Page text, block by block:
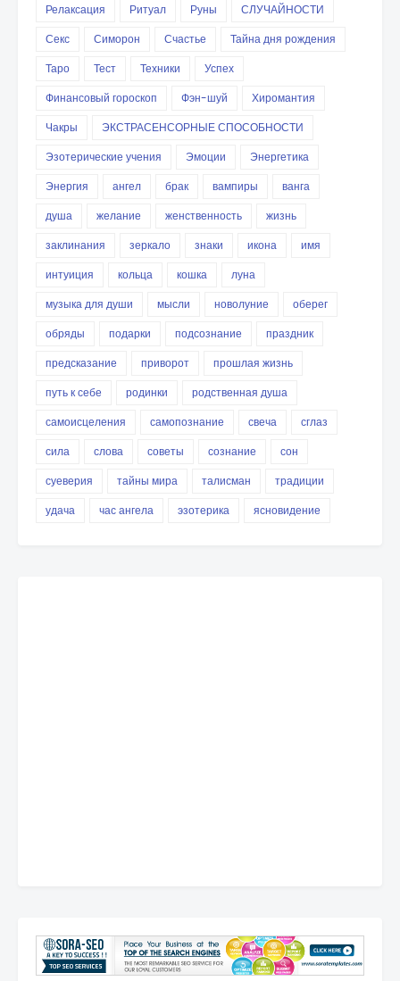
Релаксация
Ритуал Руны
СЛУЧАЙНОСТИ
Секс
Симорон Счастье
Тайна дня рождения
Таро
Тест Техники
Успех
Финансовый гороскоп
Фэн-шуй
Хиромантия
Чакры
ЭКСТРАСЕНСОРНЫЕ СПОСОБНОСТИ
Эзотерические учения
Эмоции
Энергетика
Энергия
ангел брак вампиры
ванга
душа
желание женственность
жизнь
заклинания
зеркало знаки икона
имя
интуиция
кольца кошка
луна
музыка для души
мысли новолуние
оберег
обряды
подарки подсознание
праздник
предсказание
приворот
прошлая жизнь
путь к себе
родинки
родственная душа
самоисцеления
самопознание свеча
сглаз
сила
слова советы сознание
сон
суеверия
тайны мира талисман
традиции
удача
час ангела эзотерика ясновидение